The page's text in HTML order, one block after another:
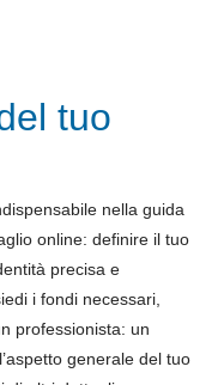
tuo
nella guida
online: definire il tuo
precisa e
i fondi necessari,
professionista: un
generale del tuo